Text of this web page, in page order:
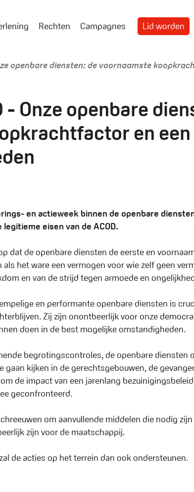
Rechten Campagnes Lid worden
openbare diensten: de voornaamste
- Onze openbare
en
en actieweek binnen de openbare
eisen van de ACOD.
dat de openbare diensten de eerste en
het ware een vermogen voor wie zelf geen
en van de strijd tegen armoede en
en performante openbare diensten is
Zij zijn onontbeerlijk voor onze
doen in de best mogelijke omstandigheden.
begrotingscontroles, de openbare diensten
gaan kijken in de gerechtsgebouwen, de
de impact van een jarenlang
geconfronteerd.
om aanvullende middelen die nodig
zijn voor de maatschappij.
de acties op het terrein dan ook ondersteunen.